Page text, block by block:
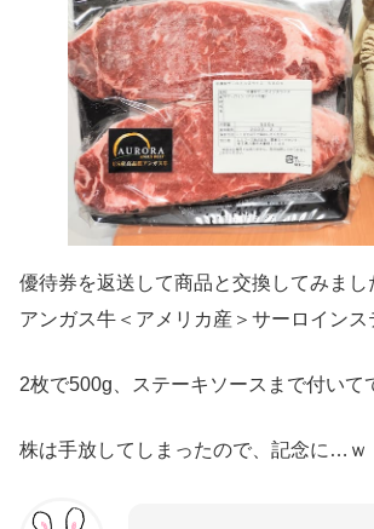
優待券を返送して商品と交換してみまし
アンガス牛＜アメリカ産＞サーロインス
2枚で500g、ステーキソースまで付いて
株は手放してしまったので、記念に…ｗ